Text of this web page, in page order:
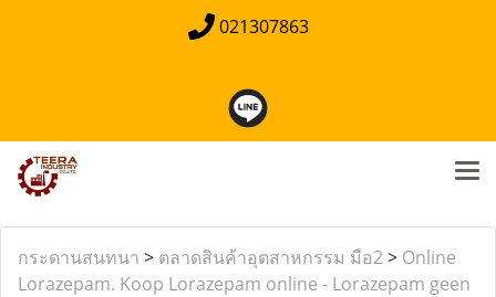
021307863
กระดานสนทนา > ตลาดสินค้าอุตสาหกรรม มือ2> Online
Lorazepam. Koop Lorazepam online - Lorazepam geen